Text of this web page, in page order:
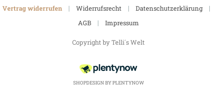
Vertrag widerrufen | Widerrufsrecht | Datenschutzerklärung |
AGB | Impressum
Copyright by Telli´s Welt
SHOPDESIGN BYPLENTYNOW